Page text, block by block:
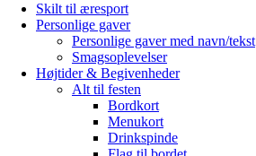
Skilt til æresport
Personlige gaver
Personlige gaver med navn/tekst
Smagsoplevelser
Højtider & Begivenheder
Alt til festen
Bordkort
Menukort
Drinkspinde